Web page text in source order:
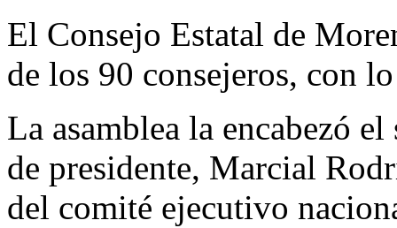
El Consejo Estatal de
de los 90 consejeros, con
La asamblea la encabezó
de presidente, Marcial
del comité ejecutivo